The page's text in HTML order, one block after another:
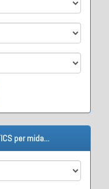
per mida...